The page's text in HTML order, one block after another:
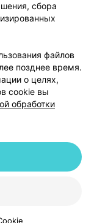
маркетинг
Партнеры
Республика Беларусь,
сбора
файлов
позднее время.
о целях,
cookie вы
обработки